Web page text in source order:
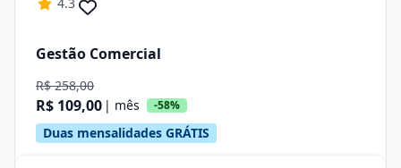
Gestão Comercial
R$ 258,00
R$ 109,00 | mês -58%
Duas mensalidades GRÁTIS